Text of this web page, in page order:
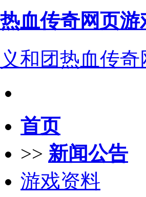
热血传奇网页游
义和团热血传
首页
>> 新闻公告
游戏资料